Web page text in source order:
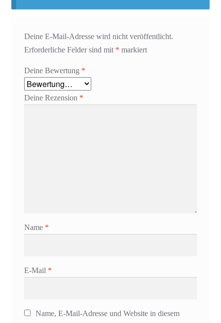
Deine E-Mail-Adresse wird nicht veröffentlicht.
Erforderliche Felder sind mit * markiert
Deine Bewertung *
Deine Rezension *
Name *
E-Mail *
Name, E-Mail-Adresse und Website in diesem